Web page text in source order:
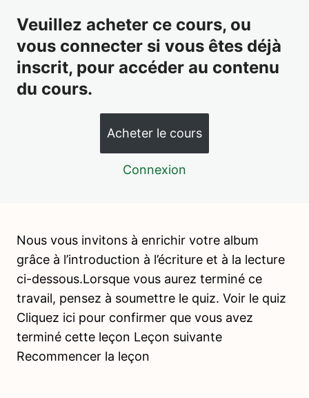
introduction
Ecrire – Le jeu d’analyse de sons
Ecrire – Les lettres rugueuses
Ecrire – Les alphabets mobiles 1 et 2
Lire – La première boîte d’objets
Lire – La deuxième boîte d’objets
Lire – Les pochettes d’homophonies
Lire – Les images classifiées : étape après la lecture
Lire – Les nomenclatures : étape après la lecture
Veuillez acheter ce cours, ou
vous connecter si vous êtes déjà
inscrit, pour accéder au contenu
du cours.
Acheter le cours
Connexion
Nous vous invitons à enrichir votre album
grâce à l’introduction à l’écriture et à la lecture
ci-dessous.Lorsque vous aurez terminé ce
travail, pensez à soumettre le quiz. Voir le quiz
Cliquez ici pour confirmer que vous avez
terminé cette leçon Leçon suivante
Recommencer la leçon